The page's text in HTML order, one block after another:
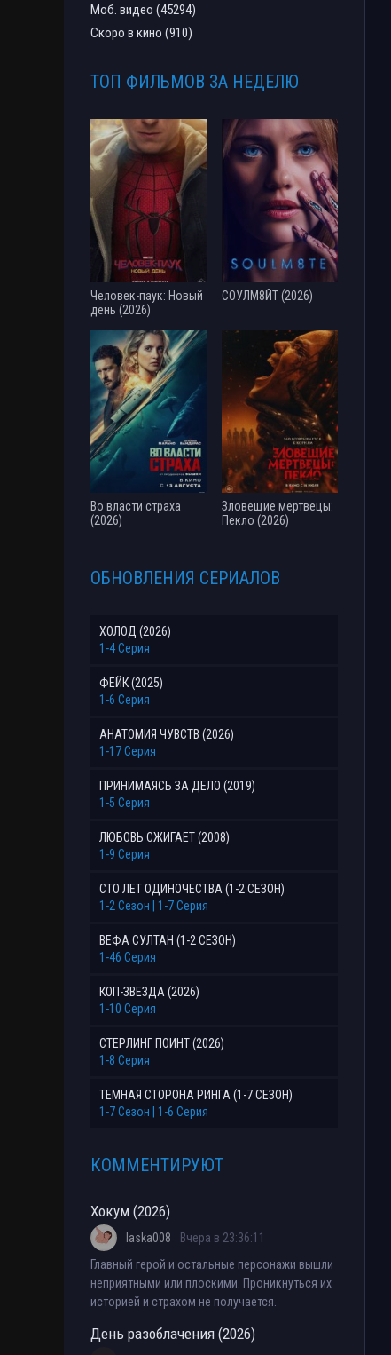
Моб. видео (45294)
Скоро в кино (910)
ТОП ФИЛЬМОВ ЗА НЕДЕЛЮ
Человек-паук: Новый
день (2026)
СОУЛМ8ЙТ (2026)
Во власти страха
(2026)
Зловещие мертвецы:
Пекло (2026)
ОБНОВЛЕНИЯ СЕРИАЛОВ
ХОЛОД (2026)
1-4 Серия
ФЕЙК (2025)
1-6 Серия
АНАТОМИЯ ЧУВСТВ (2026)
1-17 Серия
ПРИНИМАЯСЬ ЗА ДЕЛО (2019)
1-5 Серия
ЛЮБОВЬ СЖИГАЕТ (2008)
1-9 Серия
СТО ЛЕТ ОДИНОЧЕСТВА (1-2 СЕЗОН)
1-2 Сезон | 1-7 Серия
ВЕФА СУЛТАН (1-2 СЕЗОН)
1-46 Серия
КОП-ЗВЕЗДА (2026)
1-10 Серия
СТЕРЛИНГ ПОИНТ (2026)
1-8 Серия
ТЕМНАЯ СТОРОНА РИНГА (1-7 СЕЗОН)
1-7 Сезон | 1-6 Серия
КОММЕНТИРУЮТ
Хокум (2026)
laska008
Вчера в 23:36:11
Главный герой и остальные персонажи вышли
неприятными или плоскими. Проникнуться их
историей и страхом не получается.
День разоблачения (2026)